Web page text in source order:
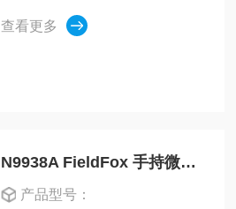
携式分析仪可以在非常恶劣的工
查看更多
N9938A FieldFox 手持微波频谱分析仪
产品型号：